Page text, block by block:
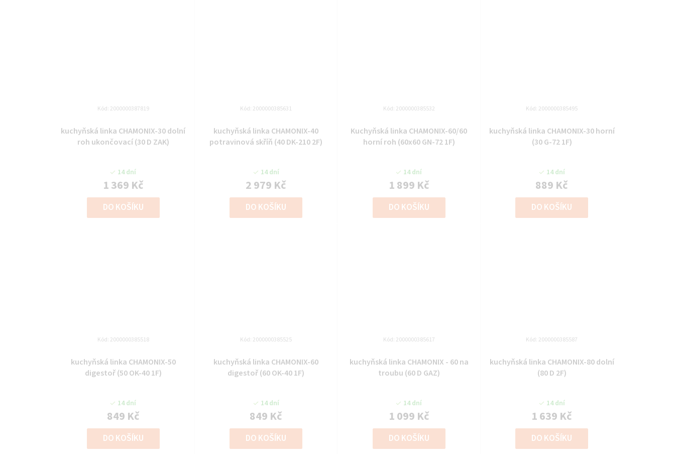
kuchyňská linka CHAMONIX-30 dolní
roh ukončovací (30 D ZAK)
14 dní
1 369 Kč
DO KOŠÍKU
Kód: 2000000387819
kuchyňská linka CHAMONIX-40
potravinová skříň (40 DK-210 2F)
14 dní
2 979 Kč
DO KOŠÍKU
Kód: 2000000385631
Kuchyňská linka CHAMONIX-60/60
horní roh (60x60 GN-72 1F)
14 dní
1 899 Kč
DO KOŠÍKU
Kód: 2000000385532
kuchyňská linka CHAMONIX-30 horní
(30 G-72 1F)
14 dní
889 Kč
DO KOŠÍKU
Kód: 2000000385495
kuchyňská linka CHAMONIX-50
digestoř (50 OK-40 1F)
14 dní
849 Kč
DO KOŠÍKU
Kód: 2000000385518
kuchyňská linka CHAMONIX-60
digestoř (60 OK-40 1F)
14 dní
849 Kč
DO KOŠÍKU
Kód: 2000000385525
kuchyňská linka CHAMONIX - 60 na
troubu (60 D GAZ)
14 dní
1 099 Kč
DO KOŠÍKU
Kód: 2000000385617
kuchyňská linka CHAMONIX-80 dolní
(80 D 2F)
14 dní
1 639 Kč
DO KOŠÍKU
Kód: 2000000385587